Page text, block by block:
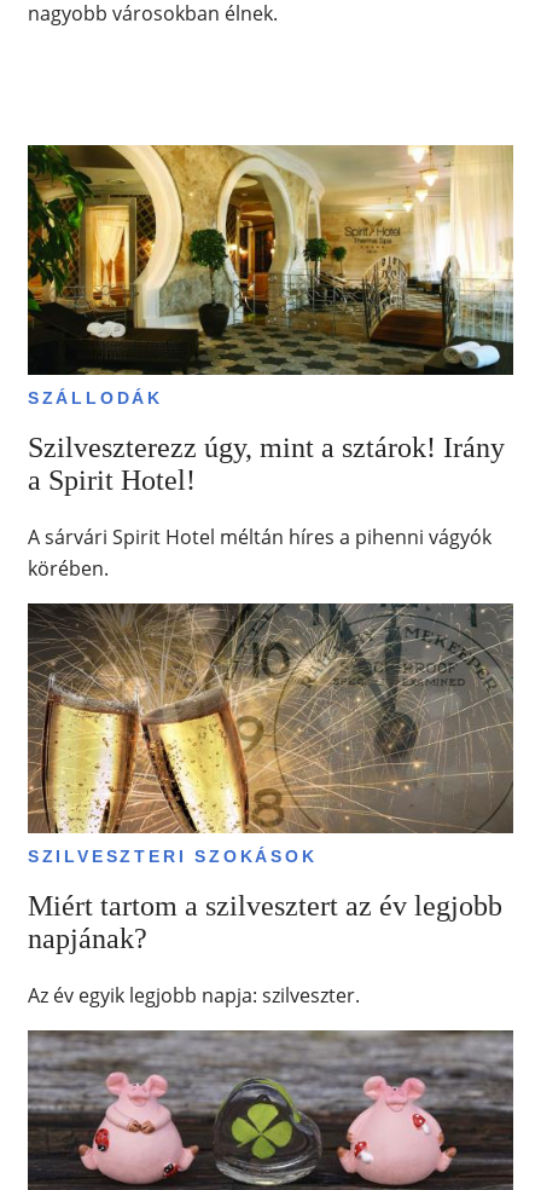
nagyobb városokban élnek.
SZÁLLODÁK
Szilveszterezz úgy, mint a sztárok! Irány
a Spirit Hotel!
A sárvári Spirit Hotel méltán híres a pihenni vágyók
körében.
SZILVESZTERI SZOKÁSOK
Miért tartom a szilvesztert az év legjobb
napjának?
Az év egyik legjobb napja: szilveszter.